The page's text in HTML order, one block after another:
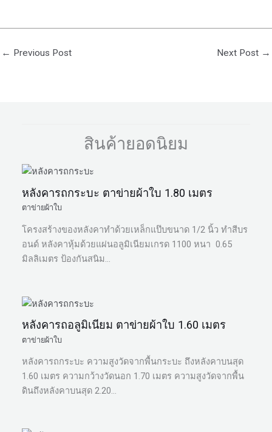
← Previous Post Next Post →
สินค้ายอดนิยม
หลังคารถกระบะ ตาข่ายผ้าใบ 1.80 เมตร
ตาข่ายผ้าใบ
โครงสร้างของหลังคาทำด้วยเหล็กแป๊บขนาด 1/2 นิ้ว ทำสีบร
อนด์ หลังคาหุ้มด้วยแผ่นอลูมิเนียมเกรด 1100 หนา 0.65
มิลลิเมตร ป้องกันสนิม…
หลังคารถอลูมิเนียม ตาข่ายผ้าใบ 1.60 เมตร
ตาข่ายผ้าใบ
หลังคารถกระบะ ความสูงวัดจากพื้นกระบะ ถึงหลังคาบนสุด
1.60 เมตร ความกว้างวัดนอก 1.70 เมตร ความสูงวัดจากพื้น
ดินถึงหลังคาบนสุด 2.20…